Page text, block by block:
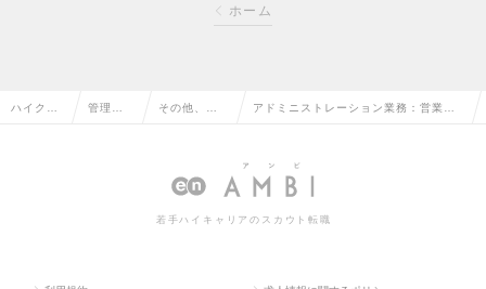
ホーム
ハイクラ 管理部 その他、管
転職
アドミニストレーション業務：営業第
報
若手ハイキャリアのスカウト転職